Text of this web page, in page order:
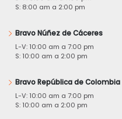
S: 8:00 am a 2:00 pm
Bravo Núñez de Cáceres
L-V: 10:00 am a 7:00 pm
S: 10:00 am a 2:00 pm
Bravo República de Colombia
L-V: 10:00 am a 7:00 pm
S: 10:00 am a 2:00 pm